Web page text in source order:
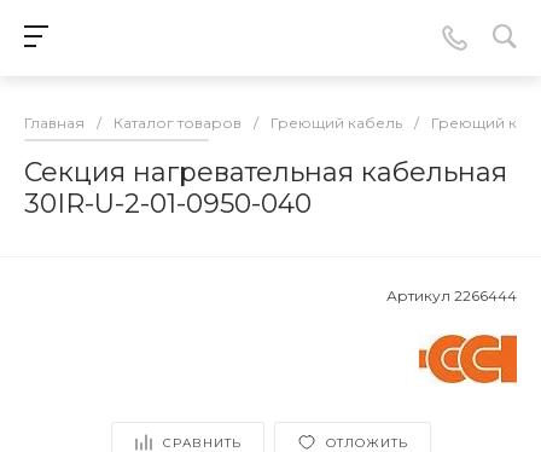
Главная / Каталог товаров / Греющий кабель / Греющий
Секция нагревательная кабельная
30IR-U-2-01-0950-040
Артикул 2266444
СРАВНИТЬ ОТЛОЖИТЬ